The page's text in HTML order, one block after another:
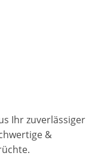
Ihr zuverlässiger
&